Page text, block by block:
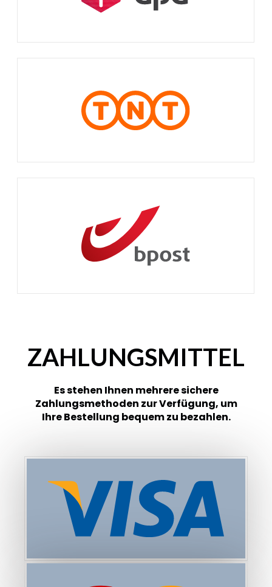
ZAHLUNGSMITTEL
Es stehen Ihnen mehrere sichere
Zahlungsmethoden zur Verfügung, um
Ihre Bestellung bequem zu bezahlen.